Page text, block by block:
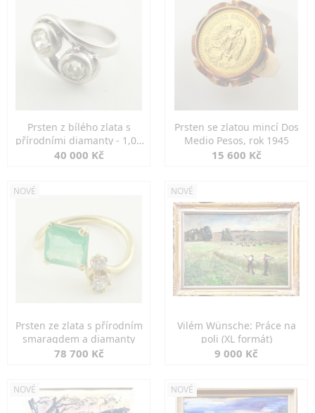
Prsten z bílého zlata s
přírodními diamanty - 1,00
ct
40 000 Kč
Prsten se zlatou mincí Dos
Medio Pesos, rok 1945
15 600 Kč
NOVÉ
Prsten ze zlata s přírodním
smaragdem a diamanty
78 700 Kč
NOVÉ
Vilém Wünsche: Práce na
poli (XL formát)
9 000 Kč
NOVÉ NOVÉ